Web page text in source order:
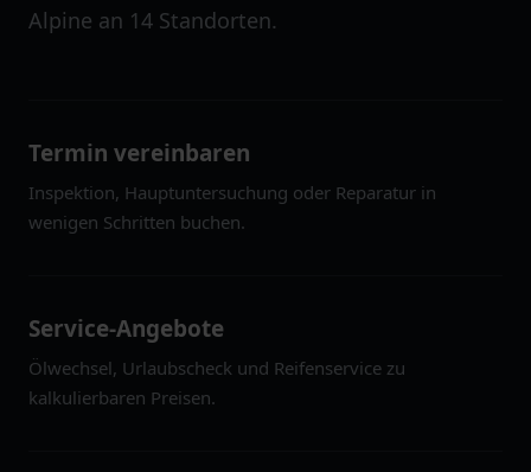
Alpine an 14 Standorten.
Termin vereinbaren
Inspektion, Hauptuntersuchung oder Reparatur in
wenigen Schritten buchen.
Service-Angebote
Ölwechsel, Urlaubscheck und Reifenservice zu
kalkulierbaren Preisen.